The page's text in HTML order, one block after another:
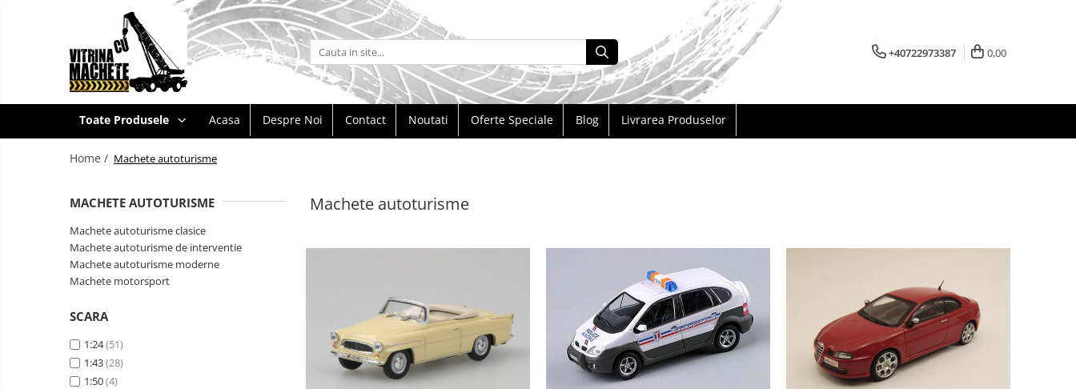
Toate Produsele
Machete utilaje de constructii
Machete macarale si alte utilaje de
terasamente
Alte machete de utilaje
Machete camioane
Machete camioane
Machete camionete si dubite
Machete cisterne
+40722973387 0,00
Toate Produsele Acasa Despre Noi Contact Noutati Oferte Speciale Blog Livrarea Produselor
Home / Machete autoturisme
Machete autoturisme
MACHETE AUTOTURISME
Machete autoturisme clasice
Machete autoturisme de interventie
Machete autoturisme moderne
Machete motorsport
SCARA
1:24(51)
1:43(28)
1:50(4)